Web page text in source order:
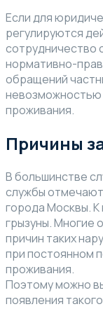
Если для
регулируются
сотрудничество
нормативно-
обращений
невозможностью
проживания.
Причины
В большинстве
службы
города Москвы. К
грызуны. Многие
причин таких
при постоянном
проживания.
Поэтому можно
появления